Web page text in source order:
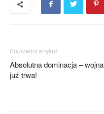
Poprzedni artykuł
Absolutna dominacja – wojna
już trwa!